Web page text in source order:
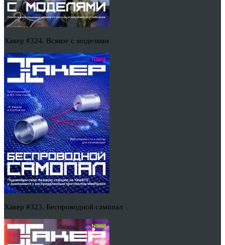
Хакер #324. Всякое с моделями
Хакер #323. Беспроводной самопал